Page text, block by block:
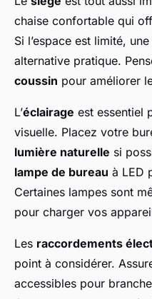
chaise confortable qui
Si l’espace est limité, une
alternative pratique.
coussin pour améliorer
L’éclairage est essentiel
visuelle. Placez votre
lumière naturelle si
lampe de bureau à LED
Certaines lampes sont
pour charger vos
Les raccordements
point à considérer.
accessibles pour